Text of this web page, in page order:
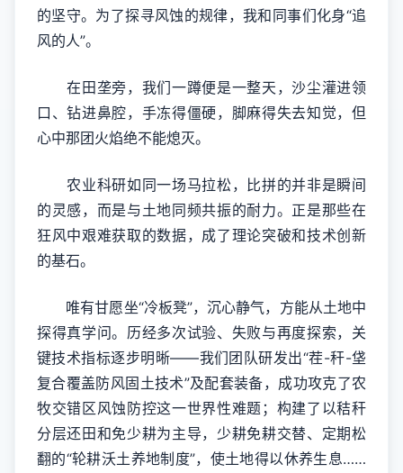
的坚守。为了探寻风蚀的规律，我和同事们化身“追
风的人”。
在田垄旁，我们一蹲便是一整天，沙尘灌进领
口、钻进鼻腔，手冻得僵硬，脚麻得失去知觉，但
心中那团火焰绝不能熄灭。
农业科研如同一场马拉松，比拼的并非是瞬间
的灵感，而是与土地同频共振的耐力。正是那些在
狂风中艰难获取的数据，成了理论突破和技术创新
的基石。
唯有甘愿坐“冷板凳”，沉心静气，方能从土地中
探得真学问。历经多次试验、失败与再度探索，关
键技术指标逐步明晰——我们团队研发出“茬-秆-垡
复合覆盖防风固土技术”及配套装备，成功攻克了农
牧交错区风蚀防控这一世界性难题；构建了以秸秆
分层还田和免少耕为主导，少耕免耕交替、定期松
翻的“轮耕沃土养地制度”，使土地得以休养生息……